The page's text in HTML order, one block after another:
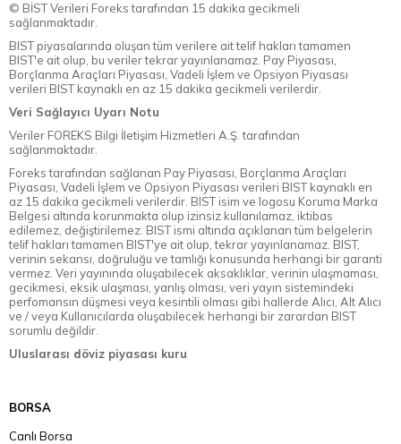
© BİST Verileri Foreks tarafından 15 dakika gecikmeli
sağlanmaktadır.
BIST piyasalarında oluşan tüm verilere ait telif hakları tamamen
BIST'e ait olup, bu veriler tekrar yayınlanamaz. Pay Piyasası,
Borçlanma Araçları Piyasası, Vadeli İşlem ve Opsiyon Piyasası
verileri BIST kaynaklı en az 15 dakika gecikmeli verilerdir.
Veri Sağlayıcı Uyarı Notu
Veriler FOREKS Bilgi İletişim Hizmetleri A.Ş. tarafından
sağlanmaktadır.
Foreks tarafından sağlanan Pay Piyasası, Borçlanma Araçları
Piyasası, Vadeli İşlem ve Opsiyon Piyasası verileri BIST kaynaklı en
az 15 dakika gecikmeli verilerdir. BIST isim ve logosu Koruma Marka
Belgesi altında korunmakta olup izinsiz kullanılamaz, iktibas
edilemez, değiştirilemez. BIST ismi altında açıklanan tüm belgelerin
telif hakları tamamen BIST'ye ait olup, tekrar yayınlanamaz. BIST,
verinin sekansı, doğruluğu ve tamlığı konusunda herhangi bir garanti
vermez. Veri yayınında oluşabilecek aksaklıklar, verinin ulaşmaması,
gecikmesi, eksik ulaşması, yanlış olması, veri yayın sistemindeki
perfomansın düşmesi veya kesintili olması gibi hallerde Alıcı, Alt Alıcı
ve / veya Kullanıcılarda oluşabilecek herhangi bir zarardan BIST
sorumlu değildir.
Uluslarası döviz piyasası kuru
BORSA
Canlı Borsa